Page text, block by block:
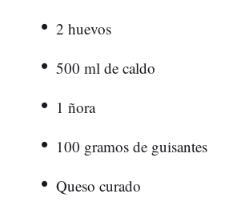
2 huevos
500 ml de caldo
1 ñora
100 gramos de guisantes
Queso curado